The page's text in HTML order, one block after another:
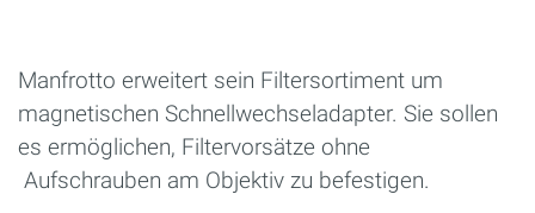
Manfrotto erweitert sein Filtersortiment um
magnetischen Schnellwechseladapter. Sie sollen
es ermöglichen, Filtervorsätze ohne
Aufschrauben am Objektiv zu befestigen.